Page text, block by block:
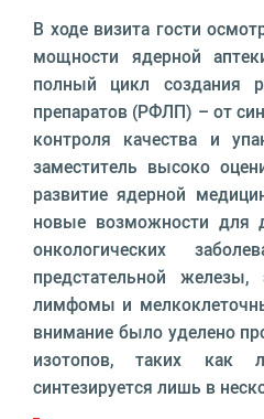
В ходе визита гости
мощности ядерной
полный цикл создания
препаратов (РФЛП) – от
контроля качества и
заместитель высоко
развитие ядерной
новые возможности для
онкологических
предстательной железы,
лимфомы и
внимание было уделено
изотопов, таких как
синтезируется лишь в